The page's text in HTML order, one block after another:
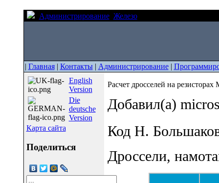
Администрирование Железо
| Главная| Контакты| Администрирование|
English
Version
Die
deutsche
Version
Карта сайта
Поделиться
Расчет дросселей на
Добавил(а)
Код Н.
Дроссели,